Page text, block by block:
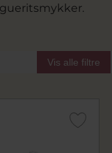
og find den
499 kr.Vis alle filtre